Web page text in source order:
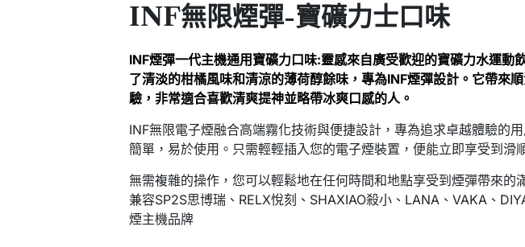
INF無限煙彈-寶礦力士口味
INF煙彈一代主機通用寶礦力口味:靈感來自廣受歡迎的寶礦力水運動
了清淡的柑橘風味和清涼的薄荷醇餘味，專為INF煙彈設計。它帶來
驗，非常適合喜歡清爽提神並略帶冰爽口感的人。
INF無限電子煙融合高端霧化技術與便捷設計，專為追求卓越體驗的
簡單，易於使用。只需輕輕插入您的電子煙裝置，便能立即享受到滑
無需複雜的操作，您可以輕鬆地在任何時間和地點享受到煙彈帶來的
兼容SP2S思博瑞、RELX悅刻、SHAXIAO殺小、LANA、VAKA、
煙主機品牌